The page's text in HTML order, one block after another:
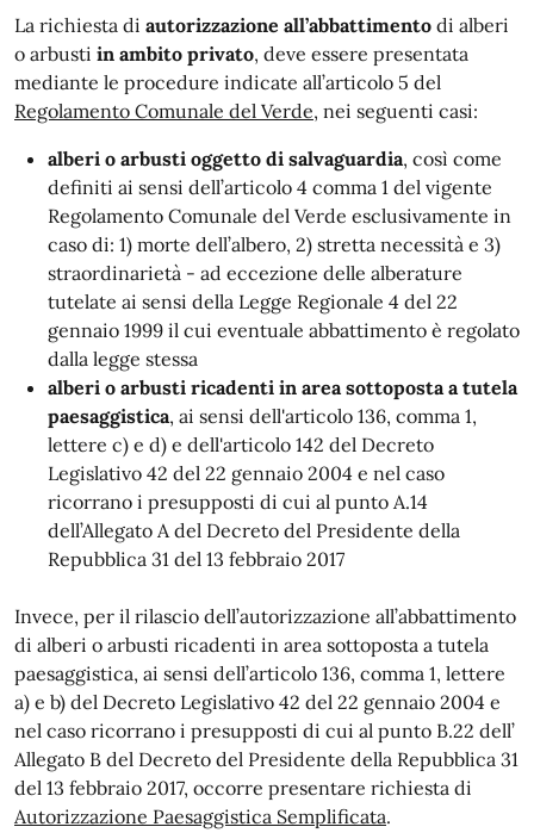
La richiesta di autorizzazione all’abbattimento di alberi
o arbusti in ambito privato, deve essere presentata
mediante le procedure indicate all’articolo 5 del
Regolamento Comunale del Verde, nei seguenti casi:
alberi o arbusti oggetto di salvaguardia, così come
definiti ai sensi dell’articolo 4 comma 1 del vigente
Regolamento Comunale del Verde esclusivamente in
caso di: 1) morte dell’albero, 2) stretta necessità e 3)
straordinarietà - ad eccezione delle alberature
tutelate ai sensi della Legge Regionale 4 del 22
gennaio 1999 il cui eventuale abbattimento è regolato
dalla legge stessa
alberi o arbusti ricadenti in area sottoposta a tutela
paesaggistica, ai sensi dell'articolo 136, comma 1,
lettere c) e d) e dell'articolo 142 del Decreto
Legislativo 42 del 22 gennaio 2004 e nel caso
ricorrano i presupposti di cui al punto A.14
dell’Allegato A del Decreto del Presidente della
Repubblica 31 del 13 febbraio 2017
Invece, per il rilascio dell’autorizzazione all’abbattimento
di alberi o arbusti ricadenti in area sottoposta a tutela
paesaggistica, ai sensi dell’articolo 136, comma 1, lettere
a) e b) del Decreto Legislativo 42 del 22 gennaio 2004 e
nel caso ricorrano i presupposti di cui al punto B.22 dell’
Allegato B del Decreto del Presidente della Repubblica 31
del 13 febbraio 2017, occorre presentare richiesta di
Autorizzazione Paesaggistica Semplificata.